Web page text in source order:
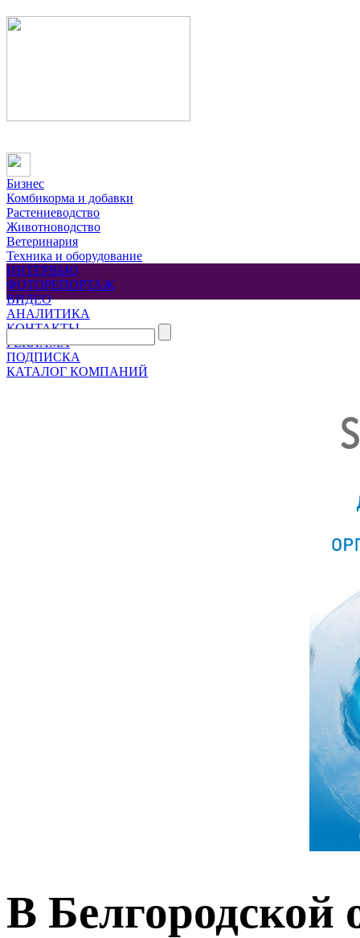
Бизнес
Комбикорма и добавки
Растениеводство
Животноводство
Ветеринария
Техника и оборудование
ИНТЕРВЬЮ
ФОТОРЕПОРТАЖ
ВИДЕО
АНАЛИТИКА
КОНТАКТЫ
РЕКЛАМА
ПОДПИСКА
КАТАЛОГ КОМПАНИЙ
В Белгородской